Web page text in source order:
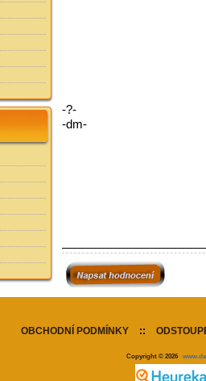
-?-
-dm-
OBCHODNÍ PODMÍNKY ::
Copyright © 2026